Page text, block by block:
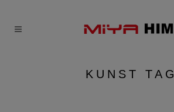
KUNST TAG